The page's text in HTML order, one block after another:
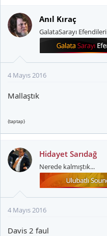
Anıl Kıraç
GalataSarayı Efendileri
4 Mayıs 2016
Mallaştık
{taptap}
Hidayet Sarıdağ
Nerede kalmıştık...
4 Mayıs 2016
Davis 2 faul